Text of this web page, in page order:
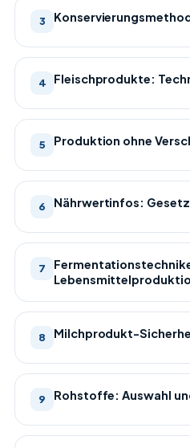
3
4 Fleischprodukte:
5 Produktion ohne
6 Nährwertinfos:
7
8 Milchprodukt-
9 Rohstoffe: Auswahl